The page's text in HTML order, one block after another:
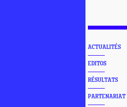
ACTUALITÉS
EDITOS
RÉSULTATS
PARTENARIAT